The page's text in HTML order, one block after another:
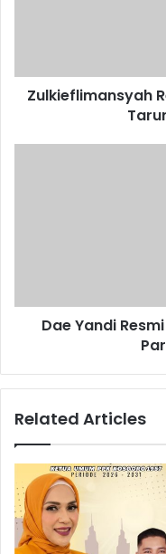
Zulkieflimansyah
Dae Yandi
Related Articles